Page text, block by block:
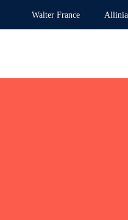
Walter France